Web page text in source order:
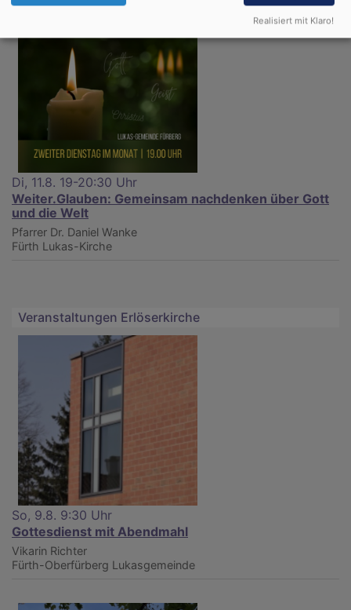
Di, 11.8. 19-20:30 Uhr
Weiter.Glauben: Gemeinsam nachdenken über Gott
und die Welt
Pfarrer Dr. Daniel Wanke
Fürth Lukas-Kirche
Veranstaltungen Erlöserkirche
So, 9.8. 9:30 Uhr
Gottesdienst mit Abendmahl
Vikarin Richter
Fürth-Oberfürberg Lukasgemeinde
Realisiert mit Klaro!